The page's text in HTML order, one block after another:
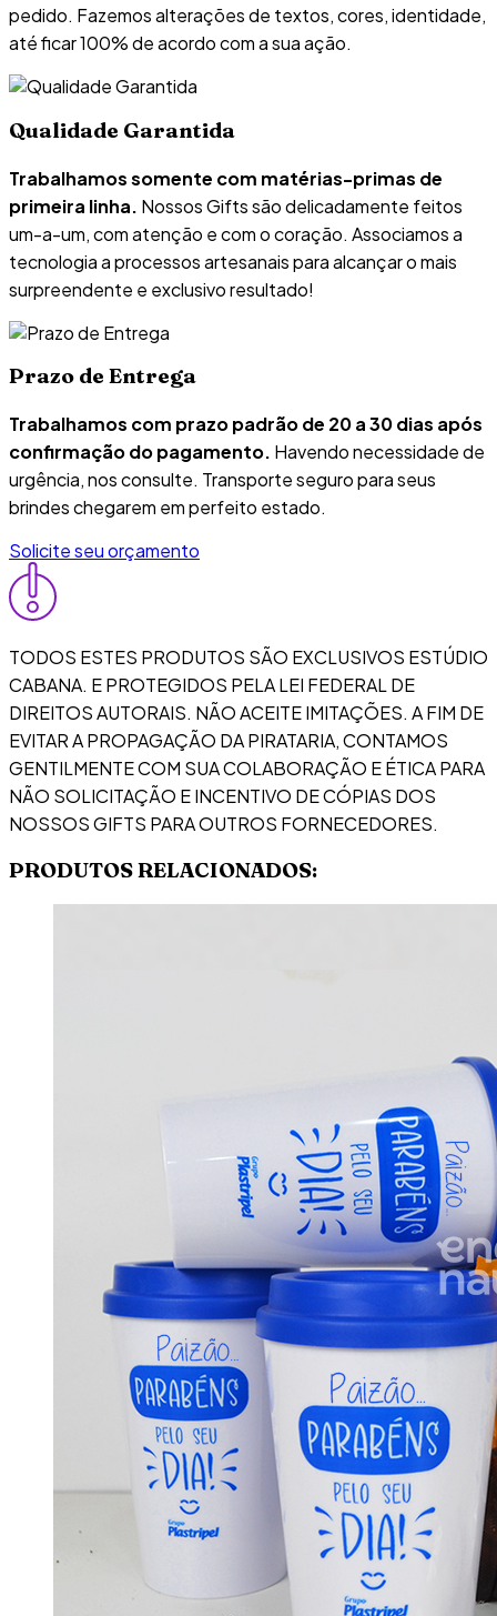
pedido. Fazemos alterações de textos, cores, identidade,
até ficar 100% de acordo com a sua ação.
Qualidade Garantida
Trabalhamos somente com matérias-primas de
primeira linha. Nossos Gifts são delicadamente feitos
um-a-um, com atenção e com o coração. Associamos a
tecnologia a processos artesanais para alcançar o mais
surpreendente e exclusivo resultado!
Prazo de Entrega
Trabalhamos com prazo padrão de 20 a 30 dias após
confirmação do pagamento. Havendo necessidade de
urgência, nos consulte. Transporte seguro para seus
brindes chegarem em perfeito estado.
Solicite seu orçamento
TODOS ESTES PRODUTOS SÃO EXCLUSIVOS ESTÚDIO
CABANA. E PROTEGIDOS PELA LEI FEDERAL DE
DIREITOS AUTORAIS. NÃO ACEITE IMITAÇÕES. A FIM DE
EVITAR A PROPAGAÇÃO DA PIRATARIA, CONTAMOS
GENTILMENTE COM SUA COLABORAÇÃO E ÉTICA PARA
NÃO SOLICITAÇÃO E INCENTIVO DE CÓPIAS DOS
NOSSOS GIFTS PARA OUTROS FORNECEDORES.
PRODUTOS RELACIONADOS: